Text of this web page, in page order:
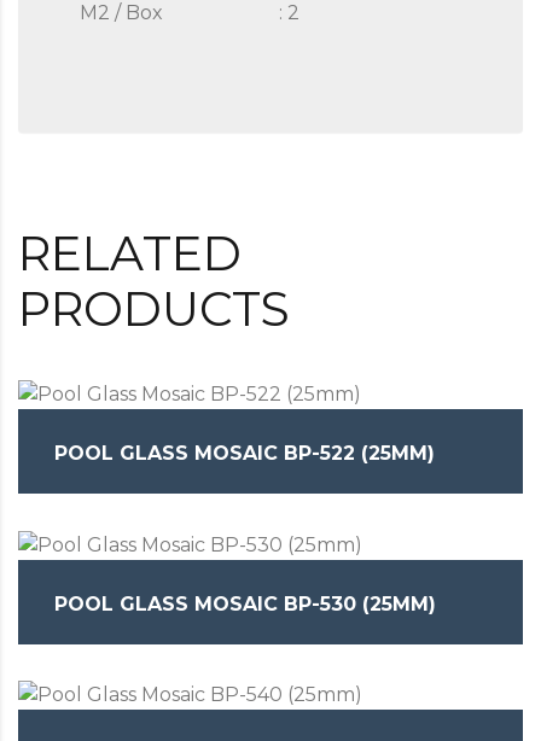
M2 / Box : 2
RELATED
PRODUCTS
POOL GLASS MOSAIC BP-522 (25MM)
POOL GLASS MOSAIC BP-530 (25MM)